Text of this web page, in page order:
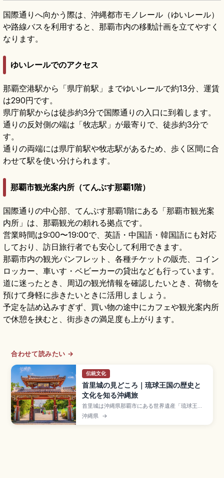
国際通りへ向かう際は、沖縄都市モノレール（ゆいレール）
や路線バスを利用すると、那覇市内の移動計画を立てやすく
なります。
ゆいレールでのアクセス
那覇空港駅から「県庁前駅」までゆいレールで約13分、運賃
は290円です。
県庁前駅からは徒歩約3分で国際通りの入口に到着します。
通りの反対側の端は「牧志駅」が最寄りで、徒歩約3分で
す。
通りの両端には県庁前駅や牧志駅があるため、歩く区間に合
わせて駅を使い分けられます。
那覇市観光案内所（てんぶす那覇1階）
国際通りの中心部、てんぶす那覇1階にある「那覇市観光案
内所」は、那覇観光の頼れる拠点です。
営業時間は9:00〜19:00で、英語・中国語・韓国語にも対応
しており、訪日旅行者でも安心して利用できます。
那覇市内の観光パンフレット、各種チケットの販売、コイン
ロッカー、車いす・ベビーカーの貸出なども行っています。
道に迷ったとき、周辺の観光情報を確認したいとき、荷物を
預けて身軽に歩きたいときに活用しましょう。
予定を詰め込みすぎず、買い物の途中にカフェや観光案内所
で休憩を挟むと、街歩きの満足度も上がります。
合わせて読みたい →
伝統文化
首里城の見どころ｜琉球王国の歴史と
文化を知る沖縄旅
首里城は沖縄県那覇市にある世界遺産「琉球王国
のグスク及び関連遺産群」の構成資産で、約450
年間にわたり琉球王国の中心として栄えた王宮。
沖縄県 →